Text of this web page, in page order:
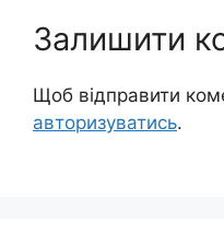
Залишити
Щоб відправити
авторизуватись.